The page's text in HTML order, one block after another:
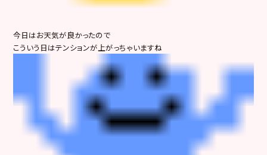
今日はお天気が良かったので
こういう日はテンションが上がっちゃいますね